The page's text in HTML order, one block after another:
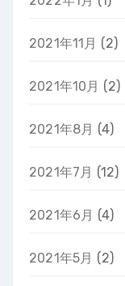
2021年11月 (2)
2021年10月 (2)
2021年8月 (4)
2021年7月 (12)
2021年6月 (4)
2021年5月 (2)